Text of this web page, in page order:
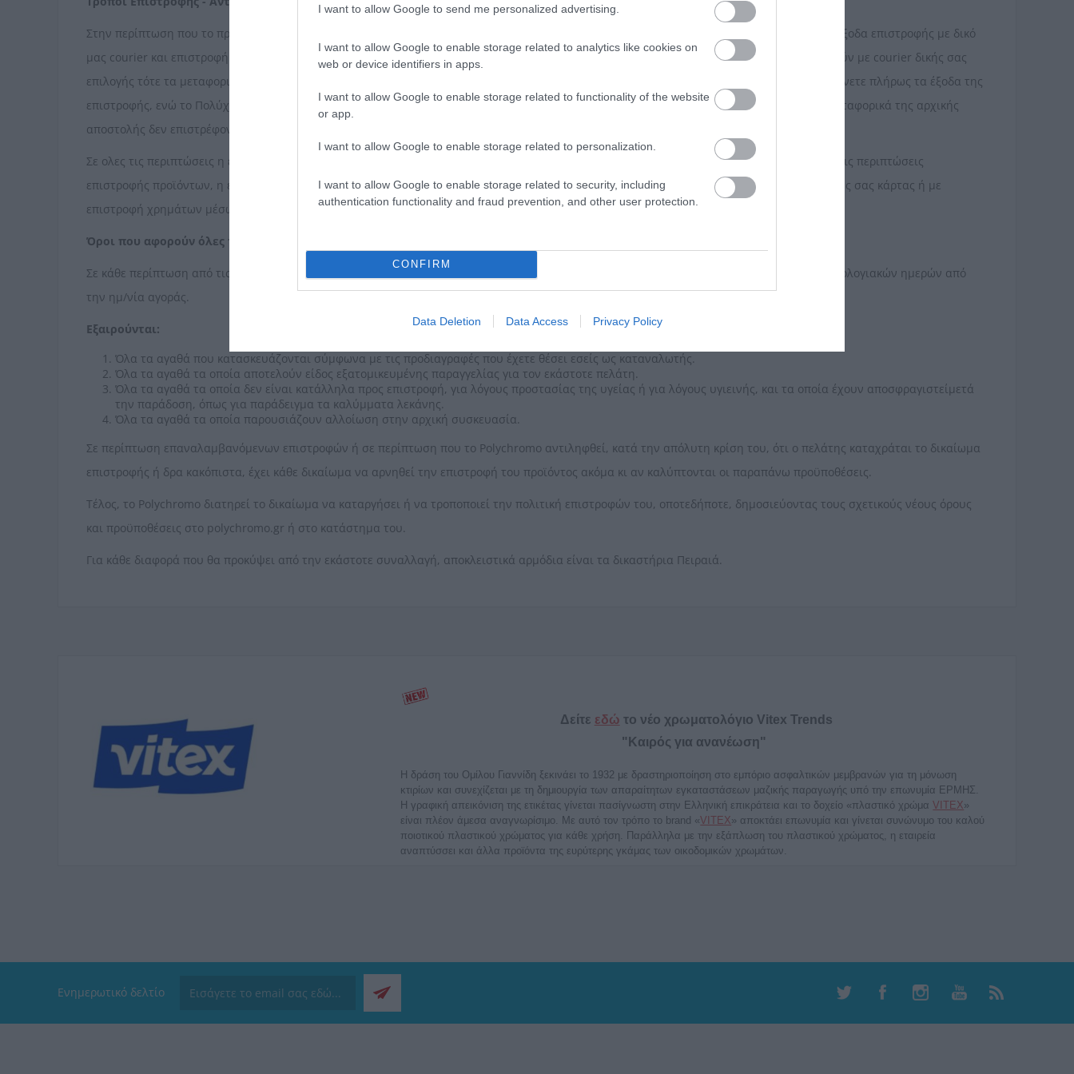
I want to allow Google to send me personalized advertising.
I want to allow Google to enable storage related to analytics like cookies on
web or device identifiers in apps.
I want to allow Google to enable storage related to functionality of the website
or app.
I want to allow Google to enable storage related to personalization.
I want to allow Google to enable storage related to security, including
authentication functionality and fraud prevention, and other user protection.
CONFIRM
Data Deletion Data Access Privacy Policy
Στην περίπτωση που το προϊόν που παραλάβατε είναι ελαττωματικό ή λανθασμένο με υπαιτιότητα του polychromo.gr αναλαμβάνουμε τα έξοδα επιστροφής με δικό
μας courier και επιστροφή χρημάτων (τα μεταφορικά της αρχικής αποστολής δεν επιστρέφονται) σε περίπτωση που τα προϊόντα επιστραφούν με courier δικής σας
επιλογής τότε τα μεταφορικά καλύπτονται απο σας Σε περίπτωση που το προϊόν δεν είναι όπως το περιμένατε ή αλλάξατε γνώμη αναλαμβάνετε πλήρως τα έξοδα της
επιστροφής, ενώ το Πολύχρωμο αναλαμβάνει την επιστροφή των χρημάτων στον πελάτη ή την αντικατάσταση του προϊόντος με νέο (τα μεταφορικά της αρχικής
αποστολής δεν επιστρέφονται).
Σε ολες τις περιπτώσεις η επιστροφή χρημάτων ή η αντικατάσταση θα γίνει εφόσον έχουμε παραλάβει και ελέγξει το αρχικό αντικείμενο. Στις περιπτώσεις
επιστροφής προϊόντων, η επιστροφή χρημάτων πραγματοποιείται με έναν από τους εξής τρόπους: - με ακύρωση της χρέωσης της πιστωτικής σας κάρτας ή με
επιστροφή χρημάτων μέσω κατάθεσης σε τραπεζικό λογαριασμό.
Όροι που αφορούν όλες τις παραπάνω περιπτώσεις:
Σε κάθε περίπτωση από τις παραπάνω, κάθε επιστροφή ή/και αντικατάσταση θα πρέπει να πραγματοποιείται εντός δεκατεσσάρων (14) ημερολογιακών ημερών από
την ημ/νία αγοράς.
Εξαιρούνται:
Όλα τα αγαθά που κατασκευάζονται σύμφωνα με τις προδιαγραφές που έχετε θέσει εσείς ως καταναλωτής.
Όλα τα αγαθά τα οποία αποτελούν είδος εξατομικευμένης παραγγελίας για τον εκάστοτε πελάτη.
Όλα τα αγαθά τα οποία δεν είναι κατάλληλα προς επιστροφή, για λόγους προστασίας της υγείας ή για λόγους υγιεινής, και τα οποία έχουν αποσφραγιστείμετά
την παράδοση, όπως για παράδειγμα τα καλύμματα λεκάνης.
Όλα τα αγαθά τα οποία παρουσιάζουν αλλοίωση στην αρχική συσκευασία.
Σε περίπτωση επαναλαμβανόμενων επιστροφών ή σε περίπτωση που το Polychromo αντιληφθεί, κατά την απόλυτη κρίση του, ότι ο πελάτης καταχράται το δικαίωμα
επιστροφής ή δρα κακόπιστα, έχει κάθε δικαίωμα να αρνηθεί την επιστροφή του προϊόντος ακόμα κι αν καλύπτονται οι παραπάνω προϋποθέσεις.
Τέλος, το Polychromo διατηρεί το δικαίωμα να καταργήσει ή να τροποποιεί την πολιτική επιστροφών του, οποτεδήποτε, δημοσιεύοντας τους σχετικούς νέους όρους
και προϋποθέσεις στο polychromo.gr ή στo κατάστημα του.
Για κάθε διαφορά που θα προκύψει από την εκάστοτε συναλλαγή, αποκλειστικά αρμόδια είναι τα δικαστήρια Πειραιά.
Δείτε εδώ το νέο χρωματολόγιο Vitex Trends
"Καιρός για ανανέωση"
Η δράση του Ομίλου Γιαννίδη ξεκινάει το 1932 με δραστηριοποίηση στο εμπόριο ασφαλτικών μεμβρανών για τη μόνωση
κτιρίων και συνεχίζεται με τη δημιουργία των απαραίτητων εγκαταστάσεων μαζικής παραγωγής υπό την επωνυμία ΕΡΜΗΣ.
Η γραφική απεικόνιση της ετικέτας γίνεται πασίγνωστη στην Ελληνική επικράτεια και το δοχείο «πλαστικό χρώμαVITEX»
είναι πλέον άμεσα αναγνωρίσιμο. Με αυτό τον τρόπο το brand «VITEX» αποκτάει επωνυμία και γίνεται συνώνυμο του καλού
ποιοτικού πλαστικού χρώματος για κάθε χρήση. Παράλληλα με την εξάπλωση του πλαστικού χρώματος, η εταιρεία
αναπτύσσει και άλλα προϊόντα της ευρύτερης γκάμας των οικοδομικών χρωμάτων.
Ενημερωτικό δελτίο